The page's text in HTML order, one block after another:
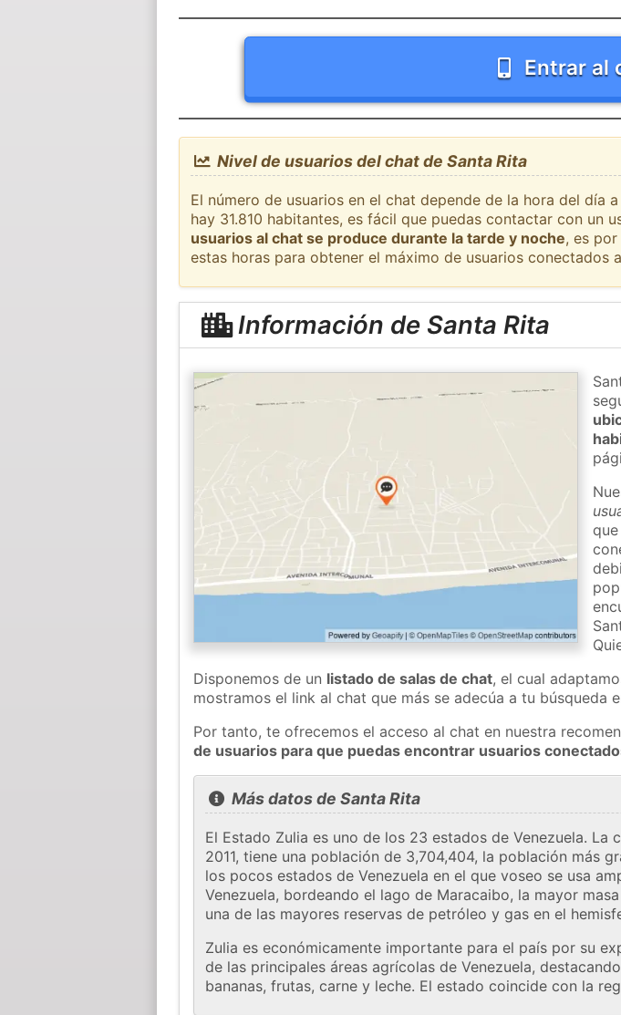
Entrar al
Nivel de usuarios del chat de Santa Rita
El número de usuarios en el chat depende de la hora del día
hay 31.810 habitantes, es fácil que puedas contactar con un
usuarios al chat se produce durante la tarde y noche, es
estas horas para obtener el máximo de usuarios conectados
Información de Santa Rita
Disponemos de un listado de salas de chat, el cual
mostramos el link al chat que más se adecúa a tu búsqueda
Por tanto, te ofrecemos el acceso al chat en nuestra
de usuarios para que puedas encontrar usuarios
Más datos de Santa Rita
El Estado Zulia es uno de los 23 estados de Venezuela.
2011, tiene una población de 3,704,404, la población más
los pocos estados de Venezuela en el que voseo se usa
Venezuela, bordeando el lago de Maracaibo, la mayor
una de las mayores reservas de petróleo y gas en el
Zulia es económicamente importante para el país por su
de las principales áreas agrícolas de Venezuela,
bananas, frutas, carne y leche. El estado coincide con la